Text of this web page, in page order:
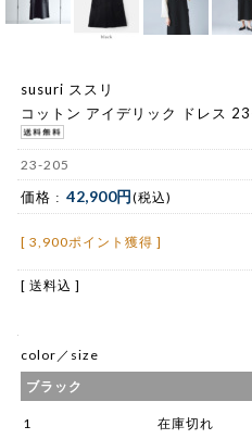
susuri ススリ
コットン アイデリック ドレス
23-205
価格 : 42,900円(税込)
[ 3,900ポイント獲得 ]
[ 送料込 ]
color／size
ブラック
1 在庫切れ